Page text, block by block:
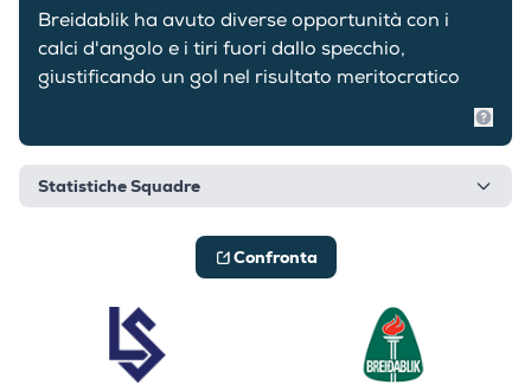
Breidablik ha avuto diverse opportunità con i
calci d'angolo e i tiri fuori dallo specchio,
giustificando un gol nel risultato meritocratico
Statistiche Squadre
Confronta